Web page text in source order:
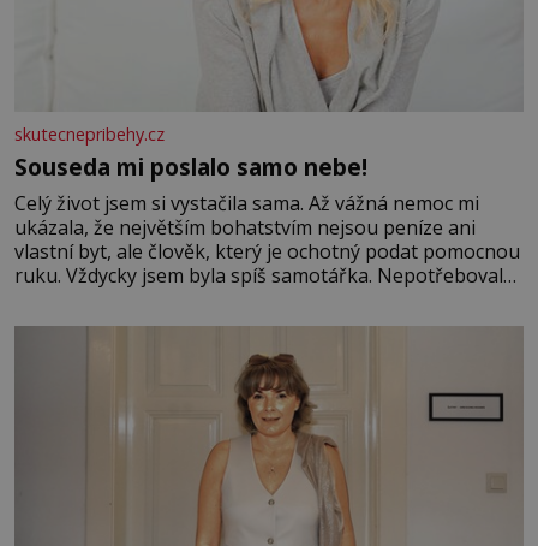
skutecnepribehy.cz
Souseda mi poslalo samo nebe!
Celý život jsem si vystačila sama. Až vážná nemoc mi
ukázala, že největším bohatstvím nejsou peníze ani
vlastní byt, ale člověk, který je ochotný podat pomocnou
ruku. Vždycky jsem byla spíš samotářka. Nepotřebovala
mi knihy, práce a hlavně klid. Hned po studiích jsem